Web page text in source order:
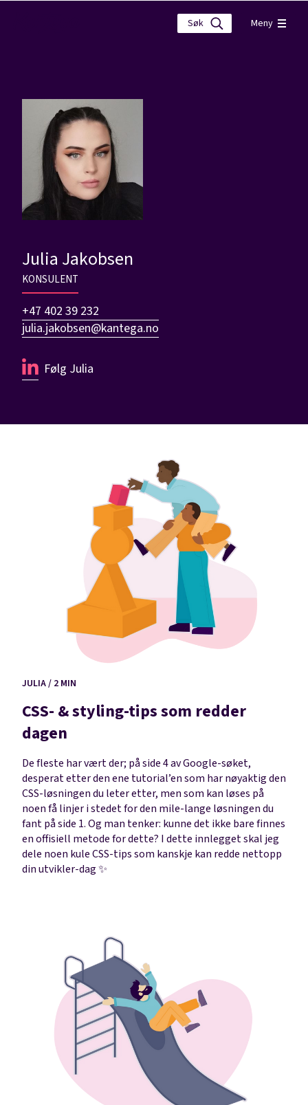
Meny
Julia Jakobsen
KONSULENT
+47 402 39 232
julia.jakobsen@kantega.no
Følg Julia
JULIA / 2 MIN
CSS- & styling-tips som redder
dagen
De fleste har vært der; på side 4 av Google-søket,
desperat etter den ene tutorial’en som har nøyaktig den
CSS-løsningen du leter etter, men som kan løses på
noen få linjer i stedet for den mile-lange løsningen du
fant på side 1. Og man tenker: kunne det ikke bare finnes
en offisiell metode for dette? I dette innlegget skal jeg
dele noen kule CSS-tips som kanskje kan redde nettopp
din utvikler-dag ✨